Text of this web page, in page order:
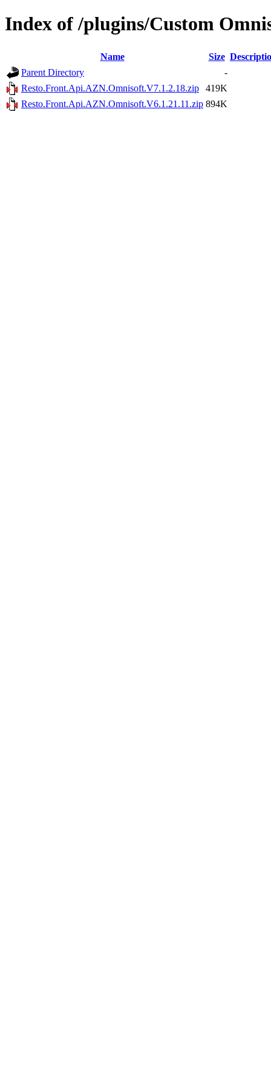
Index of /plugins/Custom
Name Size
Parent Directory
-
Resto.Front.Api.AZN.Omnisoft.V7.1.2.18.zip
419K
Resto.Front.Api.AZN.Omnisoft.V6.1.21.11.zip 894K